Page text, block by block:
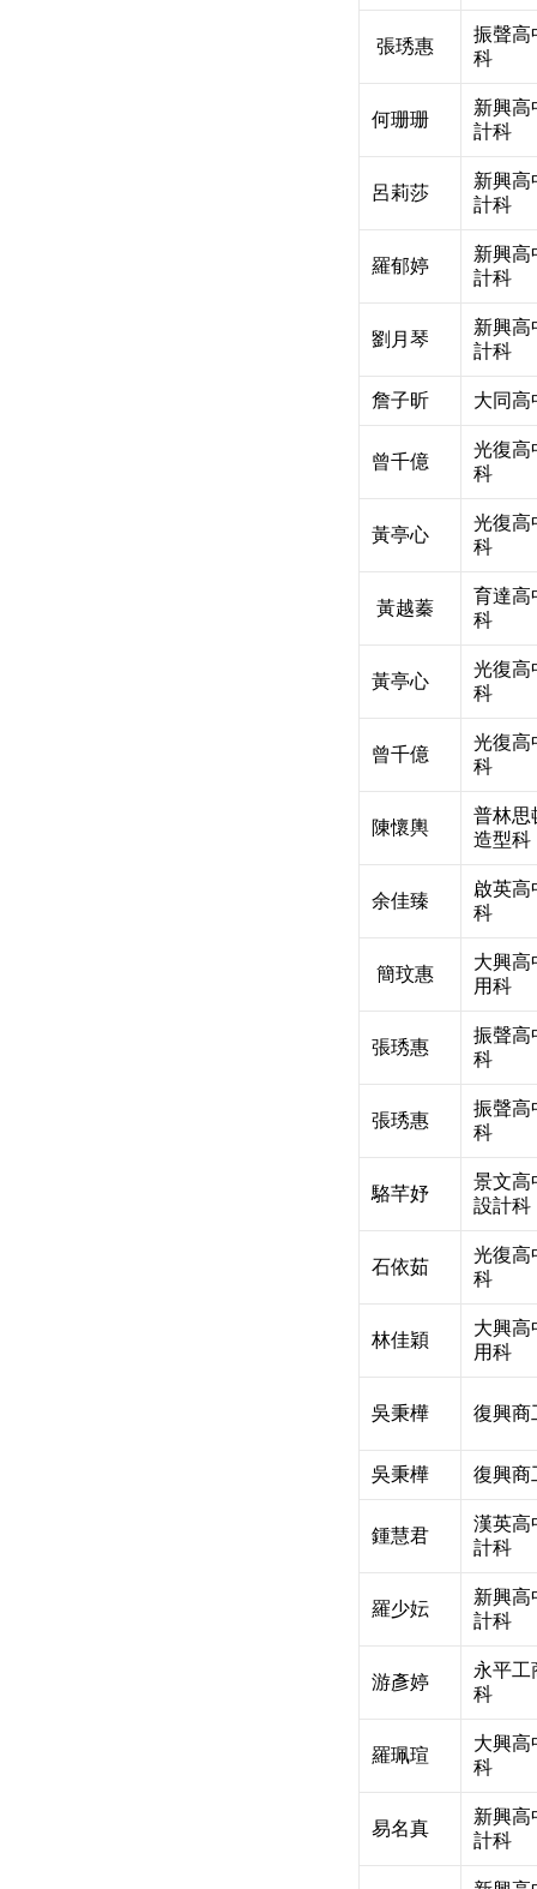
張琇惠
振聲高
科
何珊珊
新興高
計科
呂莉莎
新興高
計科
羅郁婷
新興高
計科
劉月琴
新興高
計科
詹子昕 大同高
曾千億
光復高
科
黃亭心
光復高
科
黃越蓁
育達高
科
黃亭心
光復高
科
曾千億
光復高
科
陳懷輿
普林思
造型科
余佳臻
啟英高
科
簡玟惠
大興高
用科
張琇惠
振聲高
科
張琇惠
振聲高
科
駱芊妤
景文高
設計科
石依茹
光復高
科
林佳穎
大興高
用科
吳秉樺 復興商
吳秉樺 復興商
鍾慧君
漢英高
計科
羅少妘
新興高
計科
游彥婷
永平工
科
羅珮瑄
大興高
科
易名真
新興高
計科